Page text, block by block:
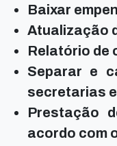
Baixar
Atualização
Relatório de
Separar e
secretarias
Prestação
acordo com